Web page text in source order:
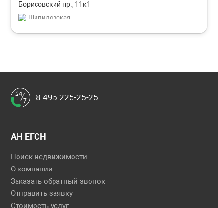
Борисовский пр., 11к1
Шипиловская
8 495 225-25-25
АН ЕГСН
Поиск недвижимости
О компании
Заказать обратный звонок
Отправить заявку
Стоимость услуг